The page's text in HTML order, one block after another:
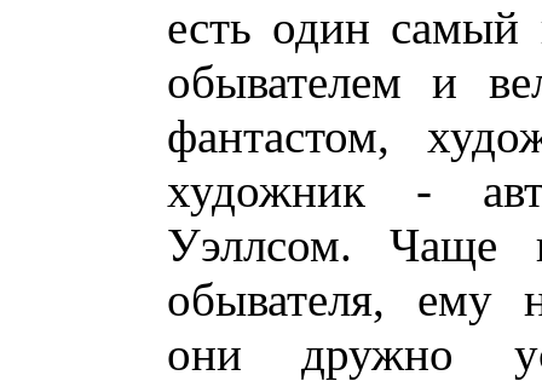
есть один
обывателем и
фантастом,
художник -
Уэллсом. Чаще
обывателя, ему
они дружно